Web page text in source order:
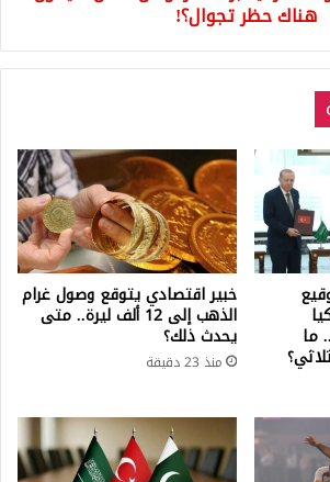
هناك حظر تجوال؟!
ما
خبير اقتصادي يتوقع وصول غرام
الذهب إلى 12 ألف ليرة.. متى
يحدث ذلك؟
منذ 23 دقيقة